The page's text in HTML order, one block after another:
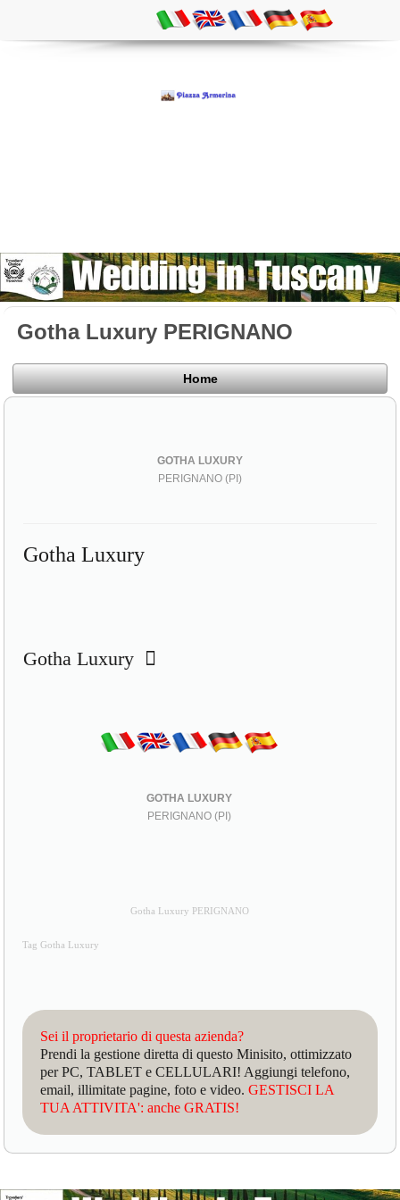
Gotha Luxury PERIGNANO
Home
GOTHA LUXURY
PERIGNANO (PI)
Gotha Luxury
Gotha Luxury
GOTHA LUXURY
PERIGNANO (PI)
Gotha Luxury PERIGNANO
Tag Gotha Luxury
Sei il proprietario di questa azienda?
Prendi la gestione diretta di questo Minisito, ottimizzato
per PC, TABLET e CELLULARI! Aggiungi telefono,
email, illimitate pagine, foto e video.GESTISCI LA
TUA ATTIVITA': anche GRATIS!